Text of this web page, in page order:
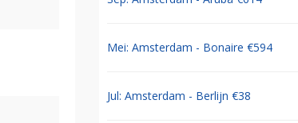
Mei: Amsterdam - Bonaire €594
Jul: Amsterdam - Berlijn €38